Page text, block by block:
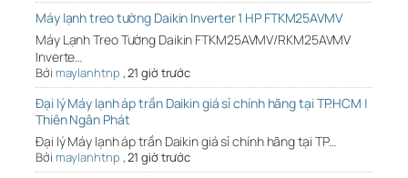
Máy lạnh treo tường Daikin Inverter 1 HP FTKM25AVMV
Máy Lạnh Treo Tường Daikin FTKM25AVMV/RKM25AVMV
Inverte…
Bởi maylanhtnp ,21 giờ trước
Đại lý Máy lạnh áp trần Daikin giá sỉ chính hãng tại TP.HCM |
Thiên Ngân Phát
Đại lý Máy lạnh áp trần Daikin giá sỉ chính hãng tại TP…
Bởi maylanhtnp ,21 giờ trước